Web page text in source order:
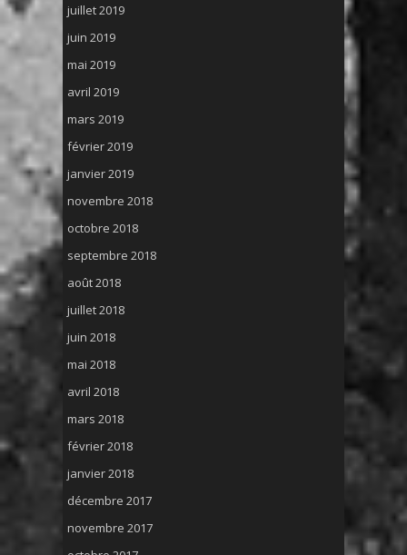
juillet 2019
juin 2019
mai 2019
avril 2019
mars 2019
février 2019
janvier 2019
novembre 2018
octobre 2018
septembre 2018
août 2018
juillet 2018
juin 2018
mai 2018
avril 2018
mars 2018
février 2018
janvier 2018
décembre 2017
novembre 2017